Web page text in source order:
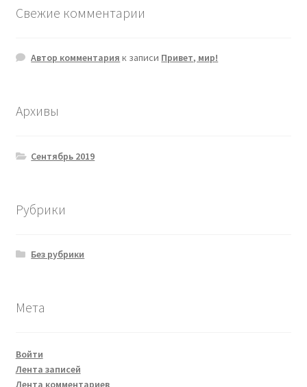
Свежие комментарии
Автор комментария к записи Привет, мир!
Архивы
Сентябрь 2019
Рубрики
Без рубрики
Мета
Войти
Лента записей
Лента комментариев